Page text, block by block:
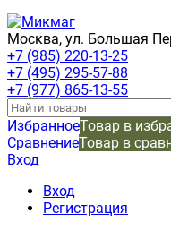
Москва, ул. Большая
+7 (985) 220-13-25
+7 (495) 295-57-88
+7 (977) 865-13-55
ИзбранноеТовар в
СравнениеТовар в
Вход
Вход
Регистрация